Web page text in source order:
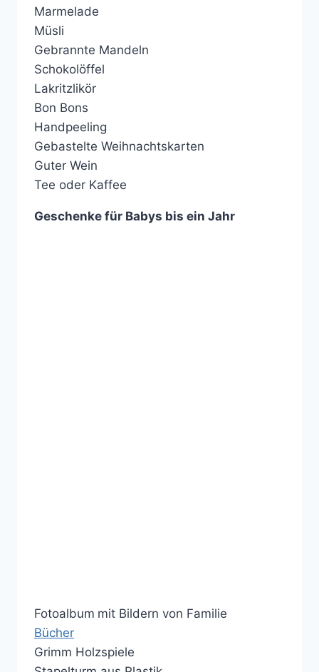
Marmelade
Müsli
Gebrannte Mandeln
Schokolöffel
Lakritzlikör
Bon Bons
Handpeeling
Gebastelte Weihnachtskarten
Guter Wein
Tee oder Kaffee
Geschenke für Babys bis ein Jahr
Fotoalbum mit Bildern von Familie
Bücher
Grimm Holzspiele